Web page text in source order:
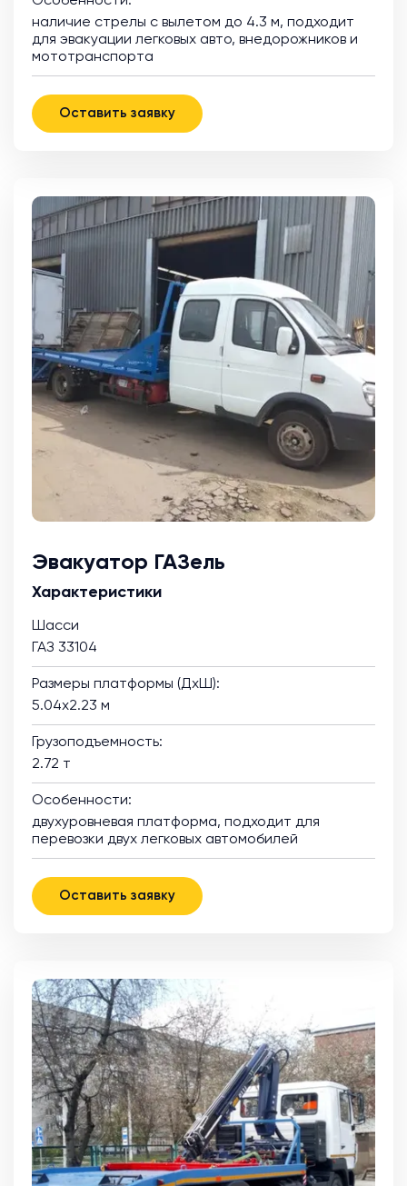
наличие стрелы с вылетом до 4.3 м, подходит
для эвакуации легковых авто, внедорожников и
мототранспорта
Оставить заявку
Эвакуатор ГАЗель
Характеристики
Шасси
ГАЗ 33104
Размеры платформы (ДхШ):
5.04х2.23 м
Грузоподъемность:
2.72 т
Особенности:
двухуровневая платформа, подходит для
перевозки двух легковых автомобилей
Оставить заявку